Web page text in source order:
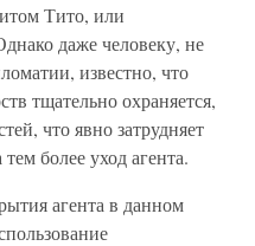
Тито, или
даже человеку, не
известно, что
тщательно охраняется,
что явно затрудняет
более уход агента.
агента в данном